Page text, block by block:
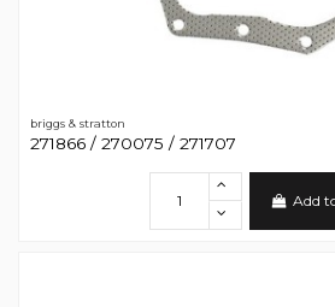
briggs & stratton
271866 / 270075 / 271707
Add